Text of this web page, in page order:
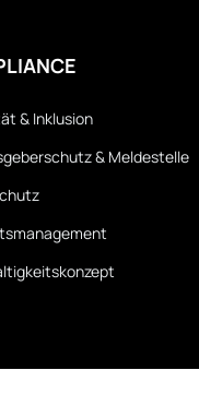
& Inklusion
& Meldestelle